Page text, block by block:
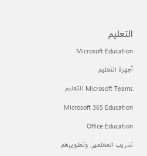
التعليم
Microsoft Education
أجهزة التعليم
Microsoft Teams للتعليم
Microsoft 365 Education
Office Education
تدريب المعلمين وتطويرهم